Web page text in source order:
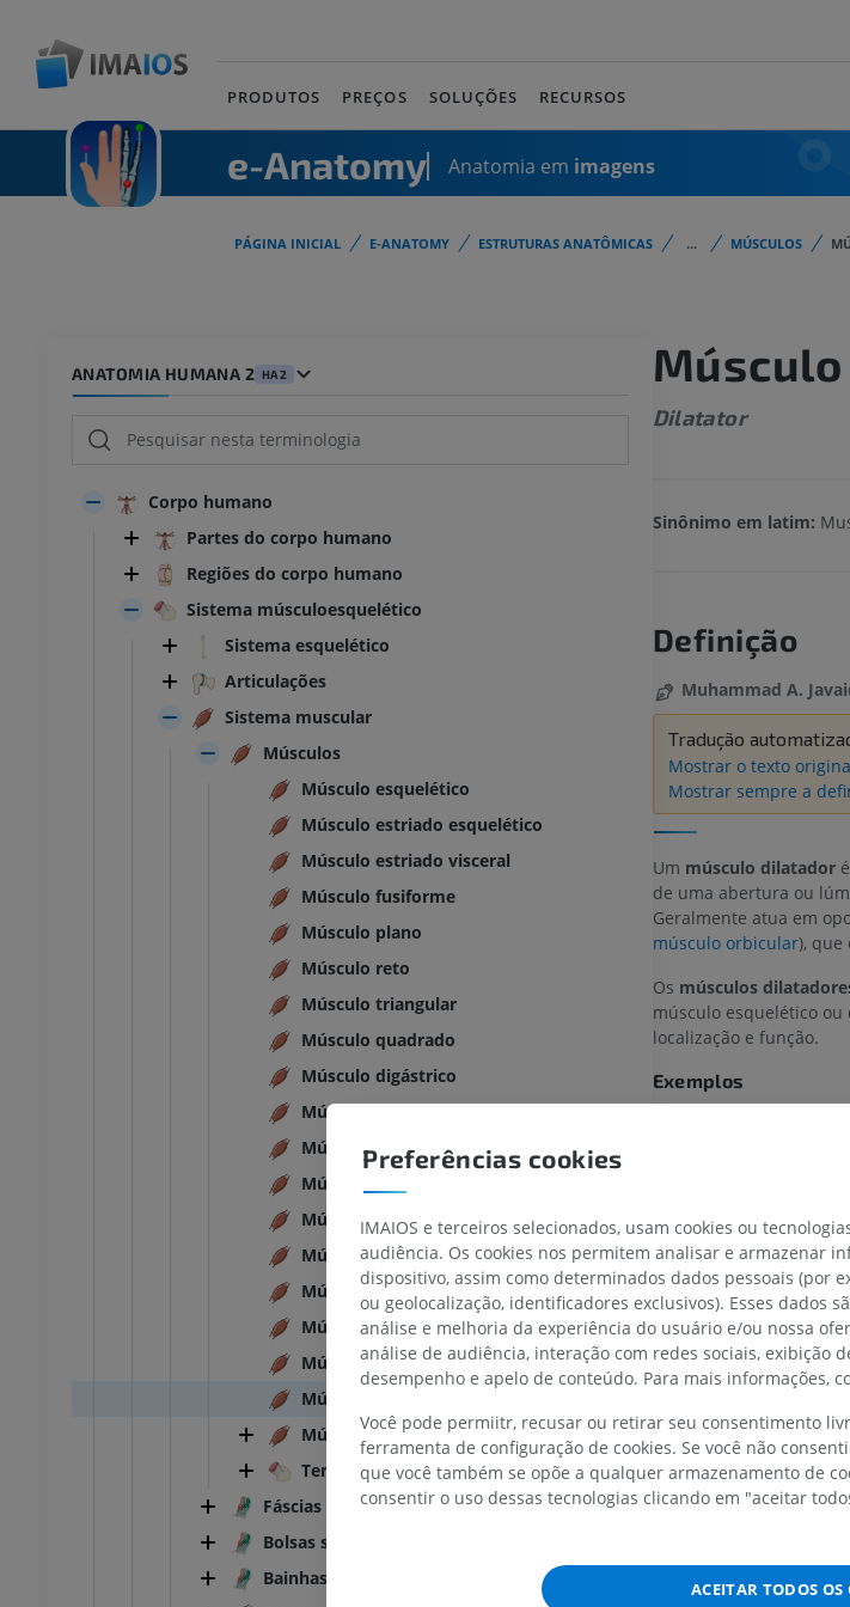
PRODUTOS PREÇOS SOLUÇÕES RECURSOS
e-Anatomy Anatomia em imagens
PÁGINA INICIAL E-ANATOMY ESTRUTURAS ANATÔMICAS ... MÚSCULOS
ANATOMIA HUMANA 2 HA2
Corpo humano
Partes do corpo humano
Regiões do corpo humano
Sistema músculoesquelético
Sistema esquelético
Articulações
Sistema muscular
Músculos
Músculo esquelético
Músculo estriado esquelético
Músculo estriado visceral
Músculo fusiforme
Músculo plano
Músculo reto
Músculo triangular
Músculo quadrado
Músculo digástrico
Músculo bíceps
Músculo tríceps
Músculo quadríceps
Músculo unipeniforme
Músculo peniforme
Músculo multipeniforme
Músculo orbicular
Músculo esfincter
Músculo dilatador
Músculo
Tendão
Fáscias
Bolsas sinoviais
Bainhas tendíneas
Dilatator
Sinônimo em latim:
Definição
Muhammad A.
Tradução
Mostrar o texto
Mostrar sempre a
Um músculo dilatadoré
de uma abertura ou
Geralmente atua em
músculo orbicular), que
Os músculos
músculo esquelético
localização e função.
Exemplos
A tradução
Referências
Gray, H. (2016) Gray’s
41st edition. Edited by S.
TARSO-PÉ
IRM
PREMIUM
Antepé IRM
IRM
PREMIUM
IRM do membro inferior
IRM
PREMIUM
Radiografias do membro
Radiografias
IRM
PREMIUM
IRM do ombro
IRM
PREMIUM
IRM do carpo
IRM
PREMIUM
IRM
Preferências cookies
IMAIOS e terceiros selecionados, usam cookies ou
audiência. Os cookies nos permitem analisar e armazenar
dispositivo, assim como determinados dados pessoais (por
ou geolocalização, identificadores exclusivos). Esses dados
análise e melhoria da experiência do usuário e/ou nossa
análise de audiência, interação com redes sociais, exibição
desempenho e apelo de conteúdo. Para mais informações,
Você pode permiitr, recusar ou retirar seu consentimento
ferramenta de configuração de cookies. Se você não
que você também se opõe a qualquer armazenamento de
consentir o uso dessas tecnologias clicando em "aceitar
ACEITAR TODOS OS